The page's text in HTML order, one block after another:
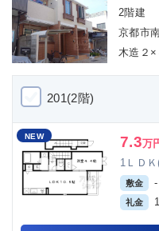
2階建
京都市
木造２×
201(2階)
NEW 7.3万
1ＬＤ
敷金 -
礼金